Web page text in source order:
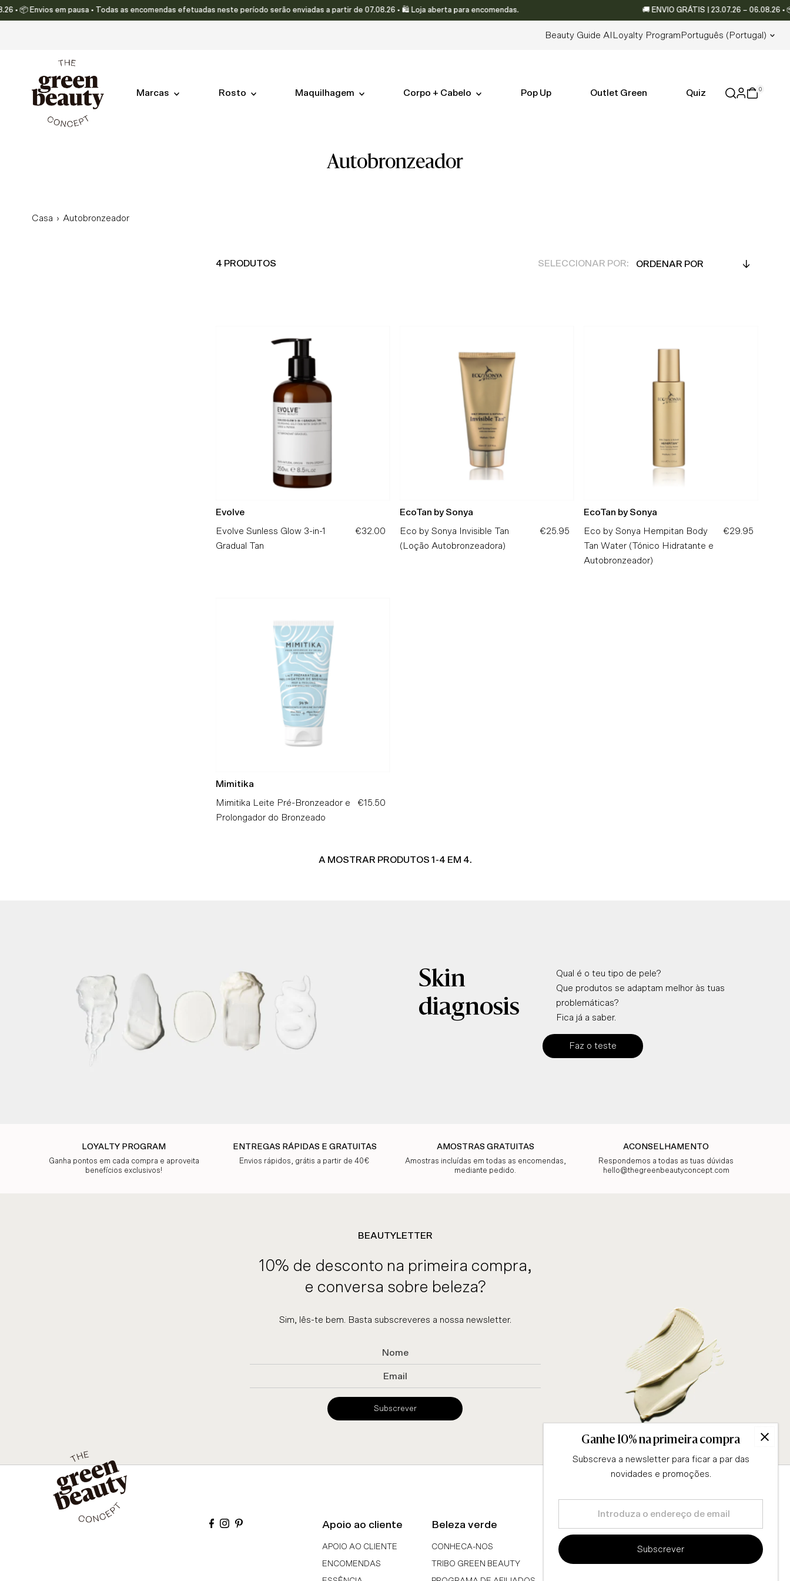
Translation missing: pt-PT.accessibility.skip_to_text
• 📦 Envios em pausa • Todas as encomendas efetuadas neste período serão enviadas a partir de 07.08.26 • 🛍️ Loja aberta para encomendas. 🚚 ENVIO GRÁTIS | 23.07.26 – 06.08.26 •
Beauty Guide AI Loyalty ProgramPortuguês (portugal)
Marcas Rosto Maquilhagem Corpo + Cabelo Pop Up Outlet Green Quiz 0
autobronzeador
Casa › Autobronzeador
4 PRODUTOS SELECCIONAR POR:
Alfabeticamente, A-Z
Preço, mais baratos
Data, mais recentes
Evolve
Evolve Sunless Glow 3-in-1
Gradual Tan
Preço
Normal
€32.00
EcoTan by Sonya
Eco by Sonya Invisible Tan
(Loção Autobronzeadora)
Preço
Normal
€25.95
EcoTan by Sonya
Eco by Sonya Hempitan Body
Tan Water (Tónico Hidratante e
Autobronzeador)
Preço
€29.95
Mimitika
Mimitika Leite Pré-Bronzeador e
Prolongador do Bronzeado
Preço
€15.50
A MOSTRAR PRODUTOS 1-4 EM 4.
Skin
diagnosis
Qual é o teu tipo de pele?
Que produtos se adaptam melhor às tuas
problemáticas?
Fica já a saber.
Faz o teste
LOYALTY PROGRAM
Ganha pontos em cada compra e aproveita
benefícios exclusivos!
ENTREGAS RÁPIDAS E GRATUITAS
Envios rápidos, grátis a partir de 40€
AMOSTRAS GRATUITAS
Amostras incluídas em todas as encomendas,
mediante pedido.
ACONSELHAMENTO
Respondemos a todas as tuas dúvidas
hello@thegreenbeautyconcept.com
BEAUTYLETTER
10% de desconto na primeira compra,
e conversa sobre beleza?
Sim, lês-te bem. Basta subscreveres a nossa newsletter.
Subscrever
Apoio ao cliente
APOIO AO CLIENTE
ENCOMENDAS
Beleza verde
CONHECA-NOS
TRIBO GREEN BEAUTY
QUESTIONÁRIO
BLOG
TERMOS & CONDIÇÕES
ENVIOS & DEVOLUÇÕES
Ganhe 10% na primeira compra
Subscreva a newsletter para ficar a par das
novidades e promoções.
endereço
de
email
Subscrever